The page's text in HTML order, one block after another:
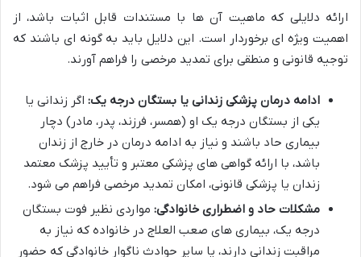
ارائه دلایلی که ماهیت آن ها با مستندات قابل اثبات باشد، از
اهمیت ویژه ای برخوردار است. این دلایل باید به گونه ای باشند که
توجیه قانونی و منطقی برای تمدید مرخصی را فراهم آورند.
ادامه درمان پزشکی زندانی یا بستگان درجه یک: اگر زندانی یا
یکی از بستگان درجه یک او (همسر، فرزند، پدر، مادر) دچار
بیماری حاد باشند و نیاز به ادامه درمان در خارج از زندان
باشد، با ارائه گواهی های پزشکی معتبر و تأیید پزشک معتمد
زندان یا پزشکی قانونی، امکان تمدید مرخصی فراهم می شود.
مشکلات حاد و اضطراری خانوادگی: مواردی نظیر فوت بستگان
درجه یک، بیماری های صعب العلاج در خانواده که نیاز به
مراقبت زندانی دارند، یا سایر حوادث ناگوار خانوادگی که حضور